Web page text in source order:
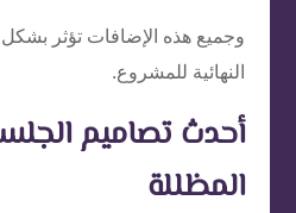
وجميع هذه الإضافات تؤثر
النهائية للمشروع.
أحدث تصاميم
المظللة